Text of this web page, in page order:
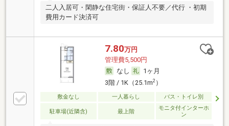
二人入居可・閑静な住宅街・保証人不要／代行 ・初期
費用カード決済可
7.80万円
管理費5,500円
なし
1ヶ月
3階 / 1K（25.1m2）
敷金なし 一人暮らし バス・トイレ別
駐車場(近隣含) 最上階
モニタ付インターホ
ン